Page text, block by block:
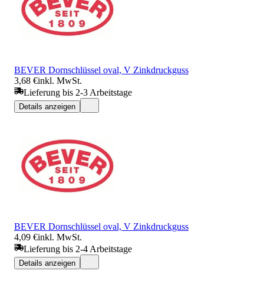
BEVER Dornschlüssel oval, V Zinkdruckguss
3,68 €inkl. MwSt.
Lieferung bis 2-3 Arbeitstage
Details anzeigen
BEVER Dornschlüssel oval, V Zinkdruckguss
4,09 €inkl. MwSt.
Lieferung bis 2-4 Arbeitstage
Details anzeigen